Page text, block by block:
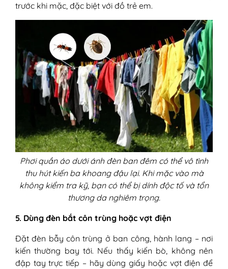
trước khi mặc, đặc biệt với đồ trẻ em.
Phơi quần áo dưới ánh đèn ban đêm có thể vô tình
thu hút kiến ba khoang đậu lại. Khi mặc vào mà
không kiểm tra kỹ, bạn có thể bị dính độc tố và tổn
thương da nghiêm trọng.
5. Dùng đèn bắt côn trùng hoặc vợt điện
Đặt đèn bẫy côn trùng ở ban công, hành lang – nơi
kiến thường bay tới. Nếu thấy kiến bò, không nên
đập tay trực tiếp – hãy dùng giấy hoặc vợt điện để